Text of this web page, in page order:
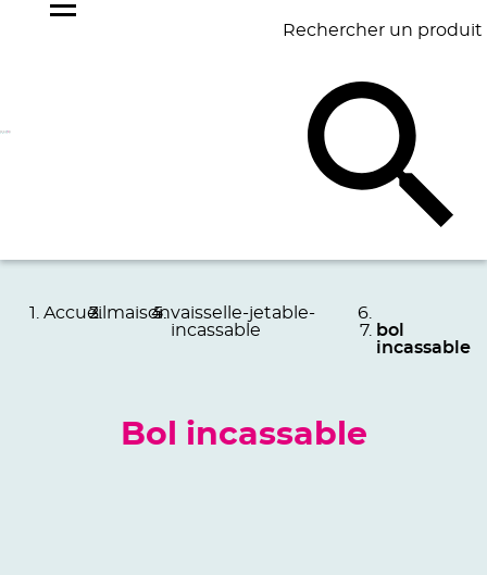
Rechercher un produit
BAGAGERIE BUREAU
Accueil maisonvaisselle-jetable-
incassable
bol
incassable
Bol incassable